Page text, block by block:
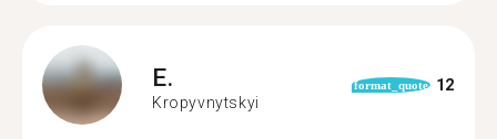
E.
Kropyvnytskyi
format_quote 12